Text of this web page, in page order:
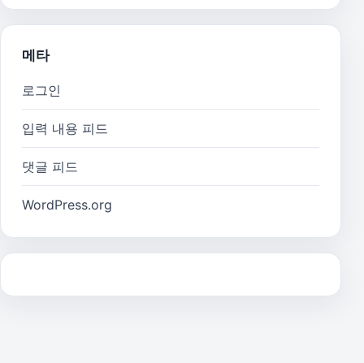
메타
로그인
입력 내용 피드
댓글 피드
WordPress.org